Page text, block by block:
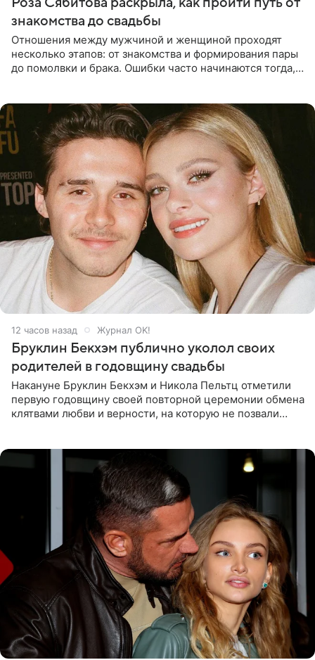
знакомства до свадьбы
Отношения между мужчиной и женщиной проходят
несколько этапов: от знакомства и формирования пары
до помолвки и брака. Ошибки часто начинаются тогда,
12 часов назад Журнал OK!
Бруклин Бекхэм публично уколол своих
родителей в годовщину свадьбы
Накануне Бруклин Бекхэм и Никола Пельтц отметили
первую годовщину своей повторной церемонии обмена
клятвами любви и верности, на которую не позвали